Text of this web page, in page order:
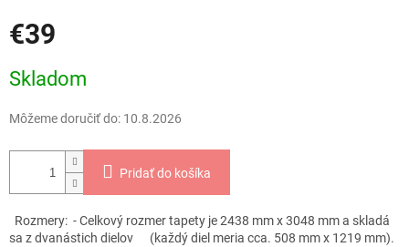
€39
cena:
Skladom
Môžeme doručiť do: 10.8.2026
Pridať do košíka
Rozmery: - Celkový rozmer tapety je 2438 mm x 3048 mm a skladá
sa z dvanástich dielov (každý diel meria cca. 508 mm x 1219 mm).